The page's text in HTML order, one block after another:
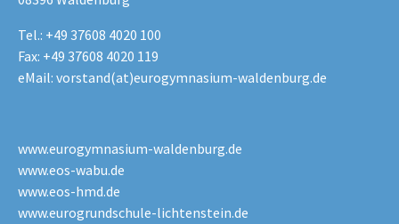
Tel.: +49 37608 4020 100
Fax: +49 37608 4020 119
eMail: vorstand(at)eurogymnasium-waldenburg.de
www.eurogymnasium-waldenburg.de
www.eos-wabu.de
www.eos-hmd.de
www.eurogrundschule-lichtenstein.de